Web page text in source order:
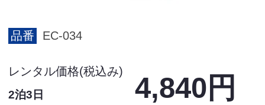
品番 EC-034
レンタル価格(税込み)
2泊3日 4,840円